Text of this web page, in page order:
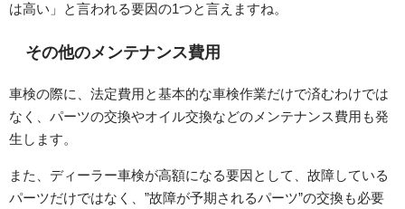
は高い」と言われる要因の1つと言えますね。
その他のメンテナンス費用
車検の際に、法定費用と基本的な車検作業だけで済むわけでは
なく、パーツの交換やオイル交換などのメンテナンス費用も発
生します。
また、ディーラー車検が高額になる要因として、故障している
パーツだけではなく、”故障が予期されるパーツ”の交換も必要